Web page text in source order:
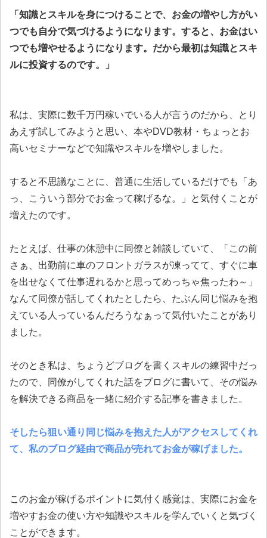
「知識とスキルを身につけることで、お金の増やし方がい
つでも自分で気づけるようになります。すると、お金はい
つでも増やせるようになります。だから最初は知識とスキ
ルに投資するのです。」
私は、実際に数千万円稼いでいる人が言うのだから、とり
あえず試してみようと思い、本やDVD教材・ちょっとお
高いセミナーなどで知識やスキルを増やしました。
すると不思議なことに、普通に生活しているだけでも「あ
っ、こういう部分でお金って稼げるな。」と気付くことが
増えたのです。
たとえば、仕事の休憩中に同僚と雑談していて、「この前
さぁ、出勤前に車のフロントガラスが凍ってて、すぐに車
を出せなくて仕事遅れるかと思ってめっちゃ焦ったわ～」
なんて同僚が話してくれたとしたら、たぶん同じ悩みを抱
えている人っているんだろうなぁって気付いたことがあり
ました。
そのとき私は、ちょうどブログを書くスキルの練習中だっ
たので、同僚がしてくれた話をブログに書いて、その悩み
を解決できる商品を一緒に紹介する記事を書きました。
そしたら狙い通り同じ悩みを抱えた人がアクセスしてくれ
て、私のブログ経由で商品が売れてお金が稼げました。
このお金が稼げるポイントに気付く感覚は、実際にお金を
増やすお金の使い方や知識やスキルを学んでいくと気づく
ことができます。